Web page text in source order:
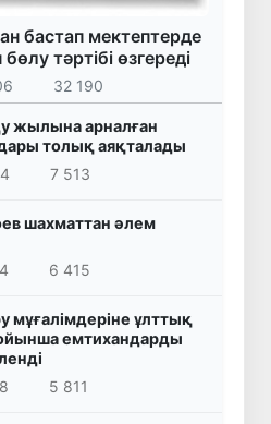
бастап мектептерде
тәртібі өзгереді
32 190
жылына арналған
толық аяқталады
7 513
шахматтан әлем
6 415
мұғалімдеріне ұлттық
емтихандарды
5 811